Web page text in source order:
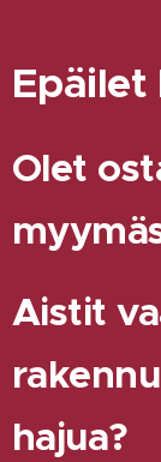
Epäilet
Olet
Aistit
hajua?